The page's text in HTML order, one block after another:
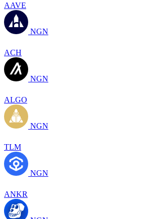
AAVE
NGN
ACH
NGN
ALGO
NGN
TLM
NGN
ANKR